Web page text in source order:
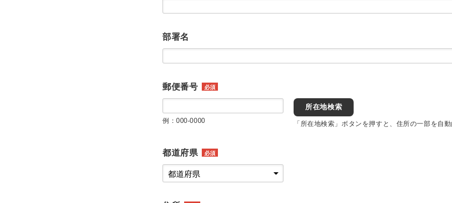
部署名
郵便番号 必須
例：000-0000
所在地検索
「所在地検索」ボタンを押すと、住所の一部を自動
都道府県 必須